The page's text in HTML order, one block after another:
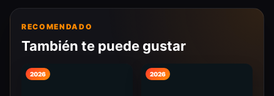
RECOMENDADO
También te puede gustar
2026 2026